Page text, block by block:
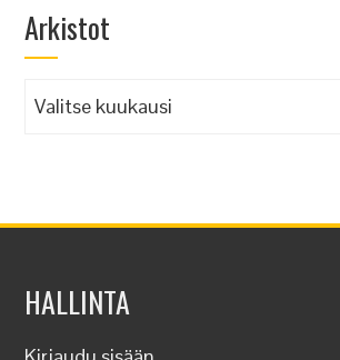
Arkistot
Arkistot
HALLINTA